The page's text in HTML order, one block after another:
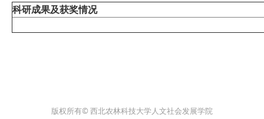
科研成果及获奖情况
版权所有© 西北农林科技大学人文社会发展学院